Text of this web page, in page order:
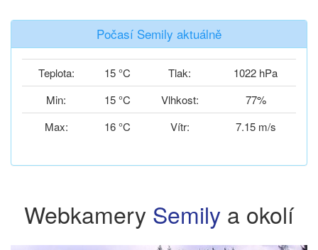
Počasí Semily aktuálně
Teplota: 15 °C Tlak:
1022 hPa
Min:
15 °C Vlhkost:
77%
Max:
16 °C Vítr: 7.15 m/s
Webkamery Semily a okolí